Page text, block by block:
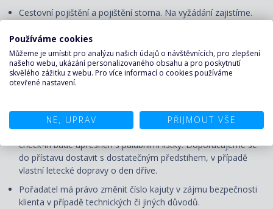
Cestovní pojištění a pojištění storna. Na vyžádání zajistíme.
UPOZORNĚNÍ
Ceny jsou pohyblivé a uvedená cena je pouze orientační.
Nalodění (check-in) první den plavby se uzavírá několik hodin
před plánovaným odplutím, nejpozději však 120 minut. Čas
check-in bude upřesněn s palubními lístky. Doporučujeme se
do přístavu dostavit s dostatečným předstihem, v případě
vlastní letecké dopravy o den dříve.
Pořadatel má právo změnit číslo kajuty v zájmu bezpečnosti
klienta v případě technických či jiných důvodů.
Používáme cookies
Můžeme je umístit pro analýzu našich údajů o návštěvnících, pro zlepšení
našeho webu, ukázání personalizovaného obsahu a pro poskytnutí
skvělého zážitku z webu. Pro více informací o cookies používáme
otevřené nastavení.
NE, UPRAV PŘIJMOUT VŠE